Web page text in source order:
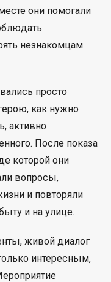
они помогали
незнакомцам
просто
как нужно
активно
После показа
которой они
вопросы,
и повторяли
и на улице.
живой диалог
интересным,